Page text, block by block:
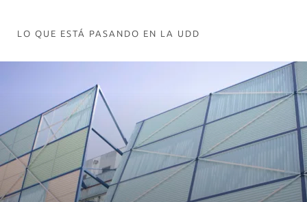
LO QUE ESTÁ PASANDO EN LA UDD